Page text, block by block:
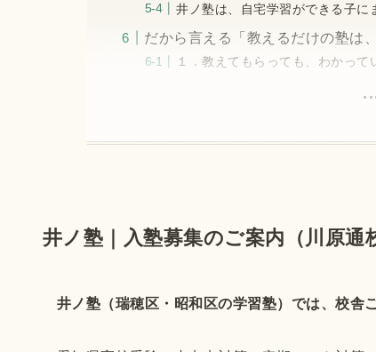
井ノ塾は、自宅学習ができる子に
だから言える「教えるだけの塾は
１．教えてもらっても、わかって
井ノ塾｜入塾募集のご案内（川原通
井ノ塾（瑞穂区・昭和区の学習塾）では、校舎